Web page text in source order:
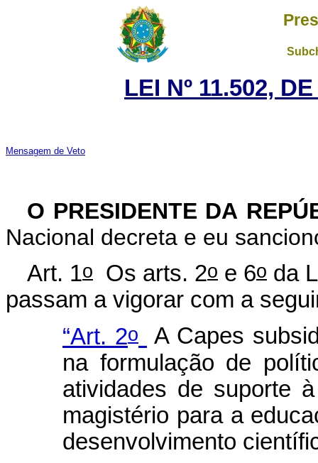
LEI Nº 11.502,
Mensagem de Veto
O PRESIDENTE DA
Nacional decreta e eu
Art. 1o Os arts. 2o e 6o da
passam a vigorar com a
“Art. 2o
A Capes
na formulação de
atividades de suporte
magistério para a
desenvolvimento